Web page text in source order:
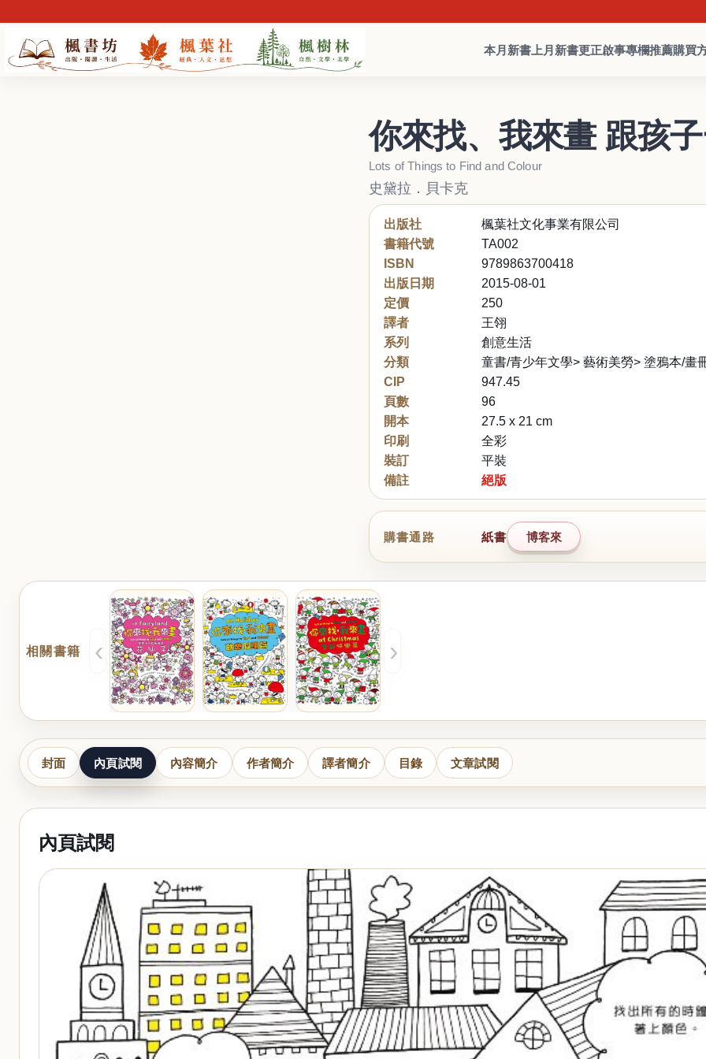
本月新書 上月新書更正啟事專欄推薦購買
你來找、我來畫 跟孩
Lots of Things to Find and Colour
史黛拉．貝卡克
出版社
楓葉社文化事業有限公司
書籍代號
TA002
ISBN
9789863700418
出版日期
2015-08-01
定價
250
譯者
王翎
系列
創意生活
分類
童書/青少年文學> 藝術美勞> 塗鴉本/畫
CIP
947.45
頁數
96
開本
27.5 x 21 cm
印刷
全彩
裝訂
平裝
備註
絕版
購書通路 紙書 博客來
相關書籍 ‹ ›
封面 內頁試閱 內容簡介 作者簡介 譯者簡介 目錄 文章試閱
內頁試閱